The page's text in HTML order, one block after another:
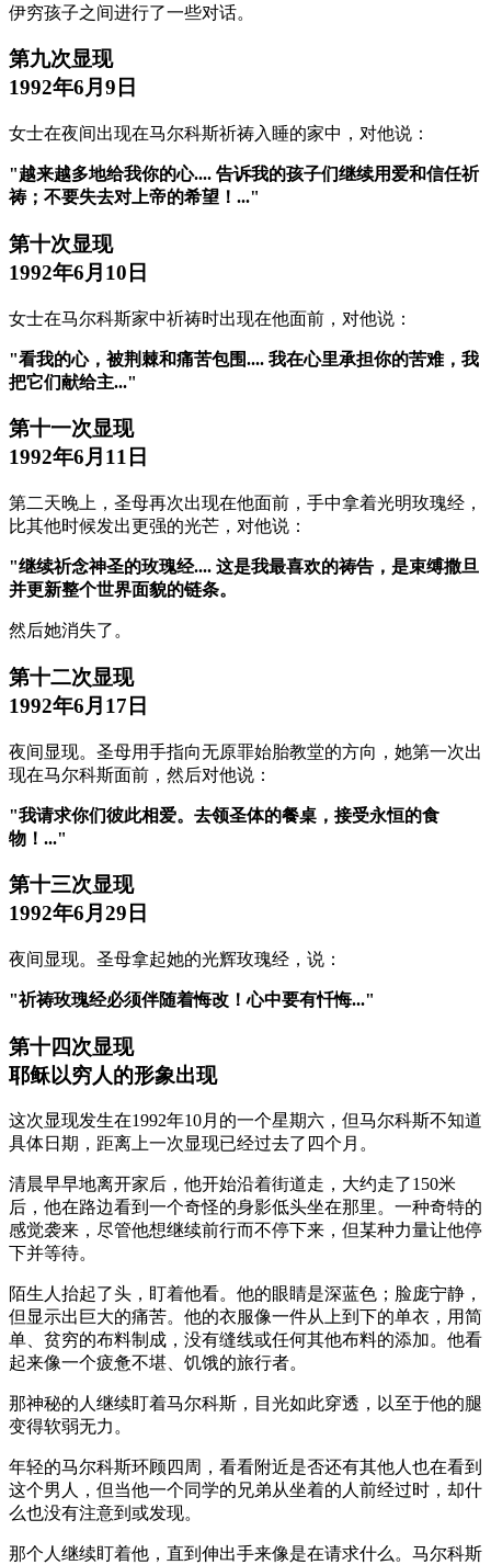
伊穷孩子之间进行了一些对话。
第九次显现
1992年6月9日
女士在夜间出现在马尔科斯祈祷入睡的家中，对他说：
"越来越多地给我你的心.... 告诉我的孩子们继续用爱和信任祈
祷；不要失去对上帝的希望！..."
第十次显现
1992年6月10日
女士在马尔科斯家中祈祷时出现在他面前，对他说：
"看我的心，被荆棘和痛苦包围.... 我在心里承担你的苦难，我
把它们献给主..."
第十一次显现
1992年6月11日
第二天晚上，圣母再次出现在他面前，手中拿着光明玫瑰经，
比其他时候发出更强的光芒，对他说：
"继续祈念神圣的玫瑰经.... 这是我最喜欢的祷告，是束缚撒旦
并更新整个世界面貌的链条。
然后她消失了。
第十二次显现
1992年6月17日
夜间显现。圣母用手指向无原罪始胎教堂的方向，她第一次出
现在马尔科斯面前，然后对他说：
"我请求你们彼此相爱。去领圣体的餐桌，接受永恒的食
物！..."
第十三次显现
1992年6月29日
夜间显现。圣母拿起她的光辉玫瑰经，说：
"祈祷玫瑰经必须伴随着悔改！心中要有忏悔..."
第十四次显现
耶稣以穷人的形象出现
这次显现发生在1992年10月的一个星期六，但马尔科斯不知道
具体日期，距离上一次显现已经过去了四个月。
清晨早早地离开家后，他开始沿着街道走，大约走了150米
后，他在路边看到一个奇怪的身影低头坐在那里。一种奇特的
感觉袭来，尽管他想继续前行而不停下来，但某种力量让他停
下并等待。
陌生人抬起了头，盯着他看。他的眼睛是深蓝色；脸庞宁静，
但显示出巨大的痛苦。他的衣服像一件从上到下的单衣，用简
单、贫穷的布料制成，没有缝线或任何其他布料的添加。他看
起来像一个疲惫不堪、饥饿的旅行者。
那神秘的人继续盯着马尔科斯，目光如此穿透，以至于他的腿
变得软弱无力。
年轻的马尔科斯环顾四周，看看附近是否还有其他人也在看到
这个男人，但当他一个同学的兄弟从坐着的人前经过时，却什
么也没有注意到或发现。
那个人继续盯着他，直到伸出手来像是在请求什么。马尔科斯